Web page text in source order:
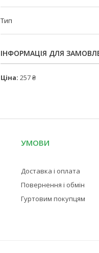
Тип
ІНФОРМАЦІЯ ДЛЯ
Ціна: 257 ₴
УМОВИ
Доставка і оплата
Повернення і обмін
Гуртовим покупцям